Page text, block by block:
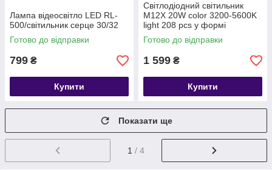
Лампа відеосвітло LED RL-
500/світильник серце 30/32
Готово до відправки
799 ₴
Купити
Світлодіодний світильник
M12X 20W color 3200-5600K
light 208 pcs у формі
півмісяця для нігтів, для
нарощування
Готово до відправки
1 599 ₴
Купити
Показати ще
1 / 4